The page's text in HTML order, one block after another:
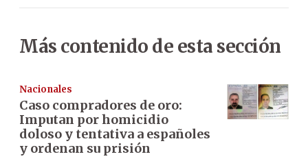
Más contenido de esta sección
Nacionales
Caso compradores de oro:
Imputan por homicidio
doloso y tentativa a españoles
y ordenan su prisión